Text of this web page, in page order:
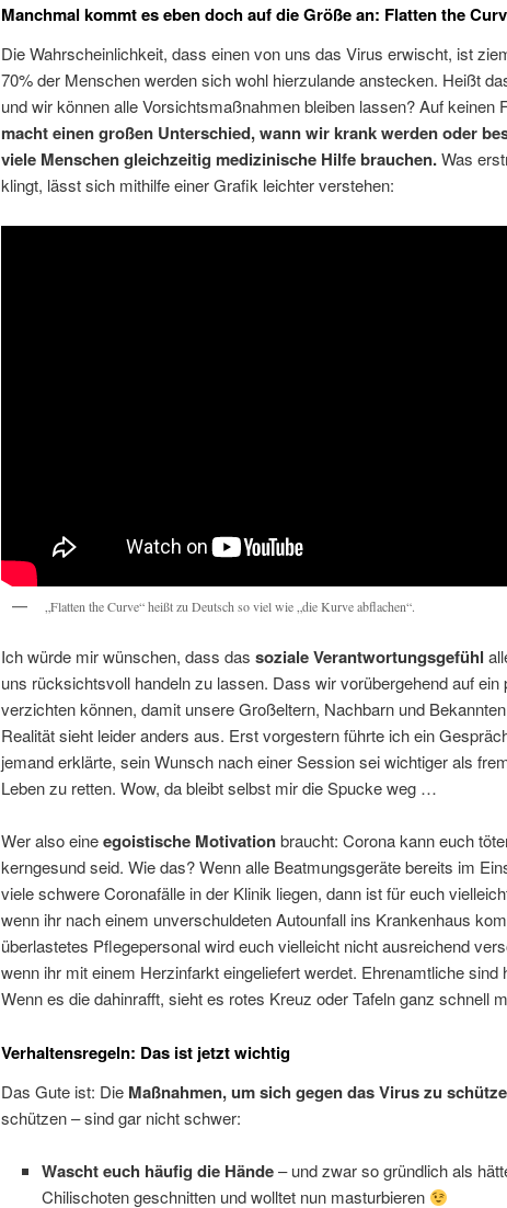
Manchmal kommt es eben doch auf die Größe an: Flatten the
Die Wahrscheinlichkeit, dass einen von uns das Virus erwischt, ist
70% der Menschen werden sich wohl hierzulande anstecken. Heißt
und wir können alle Vorsichtsmaßnahmen bleiben lassen? Auf keinen
macht einen großen Unterschied, wann wir krank werden oder
viele Menschen gleichzeitig medizinische Hilfe brauchen.Was
klingt, lässt sich mithilfe einer Grafik leichter verstehen:
„Flatten the Curve“ heißt zu Deutsch so viel wie „die Kurve abflachen“.
Ich würde mir wünschen, dass das soziale Verantwortungsgefühl
uns rücksichtsvoll handeln zu lassen. Dass wir vorübergehend auf ein
verzichten können, damit unsere Großeltern, Nachbarn und
Realität sieht leider anders aus. Erst vorgestern führte ich ein
jemand erklärte, sein Wunsch nach einer Session sei wichtiger als
Leben zu retten. Wow, da bleibt selbst mir die Spucke weg …
Wer also eineegoistische Motivationbraucht: Corona kann euch
kerngesund seid. Wie das? Wenn alle Beatmungsgeräte bereits im
viele schwere Coronafälle in der Klinik liegen, dann ist für euch
wenn ihr nach einem unverschuldeten Autounfall ins Krankenhaus
überlastetes Pflegepersonal wird euch vielleicht nicht ausreichend
wenn ihr mit einem Herzinfarkt eingeliefert werdet. Ehrenamtliche sind
Wenn es die dahinrafft, sieht es rotes Kreuz oder Tafeln ganz schnell
Verhaltensregeln: Das ist jetzt wichtig
Das Gute ist: Die Maßnahmen, um sich gegen das Virus zu
schützen – sind gar nicht schwer:
Wascht euch häufig die Hände– und zwar so gründlich als
Chilischoten geschnitten und wolltet nun masturbieren